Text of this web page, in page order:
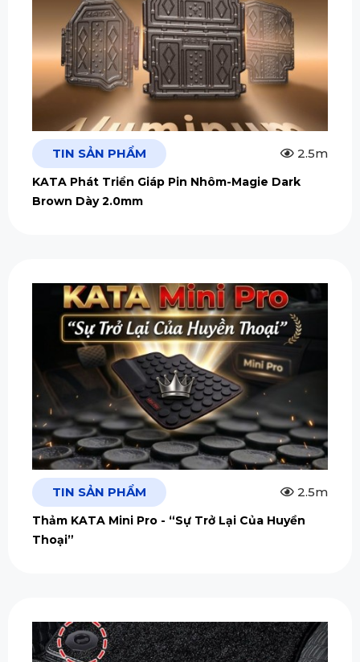
TIN SẢN PHẨM 2.5m
KATA Phát Triển Giáp Pin Nhôm-Magie Dark
Brown Dày 2.0mm
TIN SẢN PHẨM 2.5m
Thảm KATA Mini Pro - “Sự Trở Lại Của Huyền
Thoại”